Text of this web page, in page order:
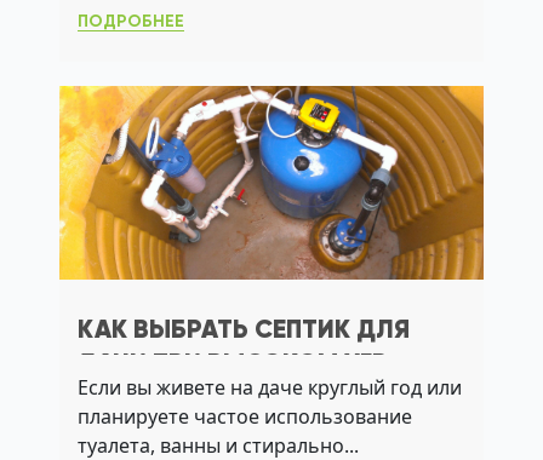
ПОДРОБНЕЕ
КАК ВЫБРАТЬ СЕПТИК ДЛЯ
ДАЧИ ПРИ ВЫСОКОМ УГВ:
ПРАКТИЧНЫЕ РЕШЕНИЯ
Если вы живете на даче круглый год или
планируете частое использование
туалета, ванны и стирально...